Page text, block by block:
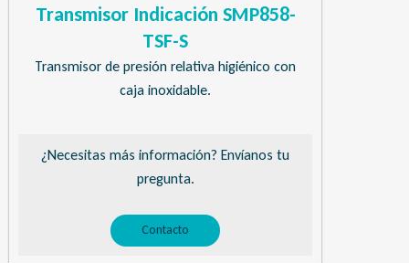
Transmisor Indicación SMP858-
TSF-S
Transmisor de presión relativa higiénico con
caja inoxidable.
¿Necesitas más información? Envíanos tu
pregunta.
Contacto